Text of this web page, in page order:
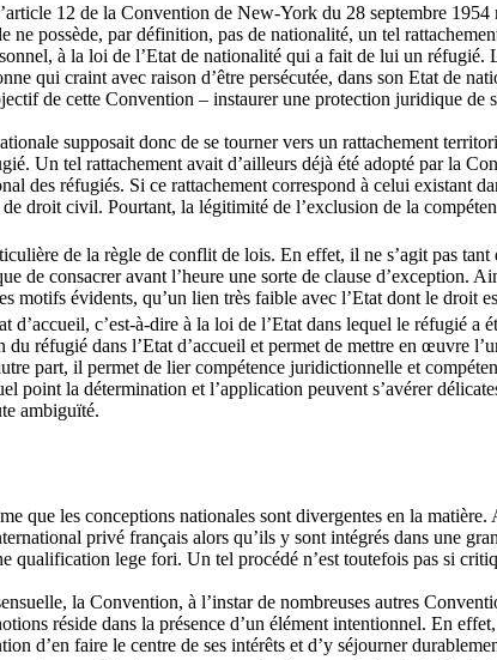
12 de la Convention de New-York du 28 septembre 1954
possède, par définition, pas de nationalité, un tel
à la loi de l’Etat de nationalité qui a fait de lui un
qui craint avec raison d’être persécutée, dans son Etat de
de cette Convention – instaurer une protection juridique
supposait donc de se tourner vers un rattachement
Un tel rattachement avait d’ailleurs déjà été adopté par la
des réfugiés. Si ce rattachement correspond à celui existant
droit civil. Pourtant, la légitimité de l’exclusion de la
de la règle de conflit de lois. En effet, il ne s’agit pas
consacrer avant l’heure une sorte de clause d’exception.
motifs évidents, qu’un lien très faible avec l’Etat dont le
d’accueil, c’est-à-dire à la loi de l’Etat dans lequel le réfugié a
réfugié dans l’Etat d’accueil et permet de mettre en œuvre
part, il permet de lier compétence juridictionnelle et
point la détermination et l’application peuvent s’avérer
ambiguïté.
que les conceptions nationales sont divergentes en la
privé français alors qu’ils y sont intégrés dans une
qualification lege fori. Un tel procédé n’est toutefois pas si
la Convention, à l’instar de nombreuses autres
réside dans la présence d’un élément intentionnel. En
d’en faire le centre de ses intérêts et d’y séjourner